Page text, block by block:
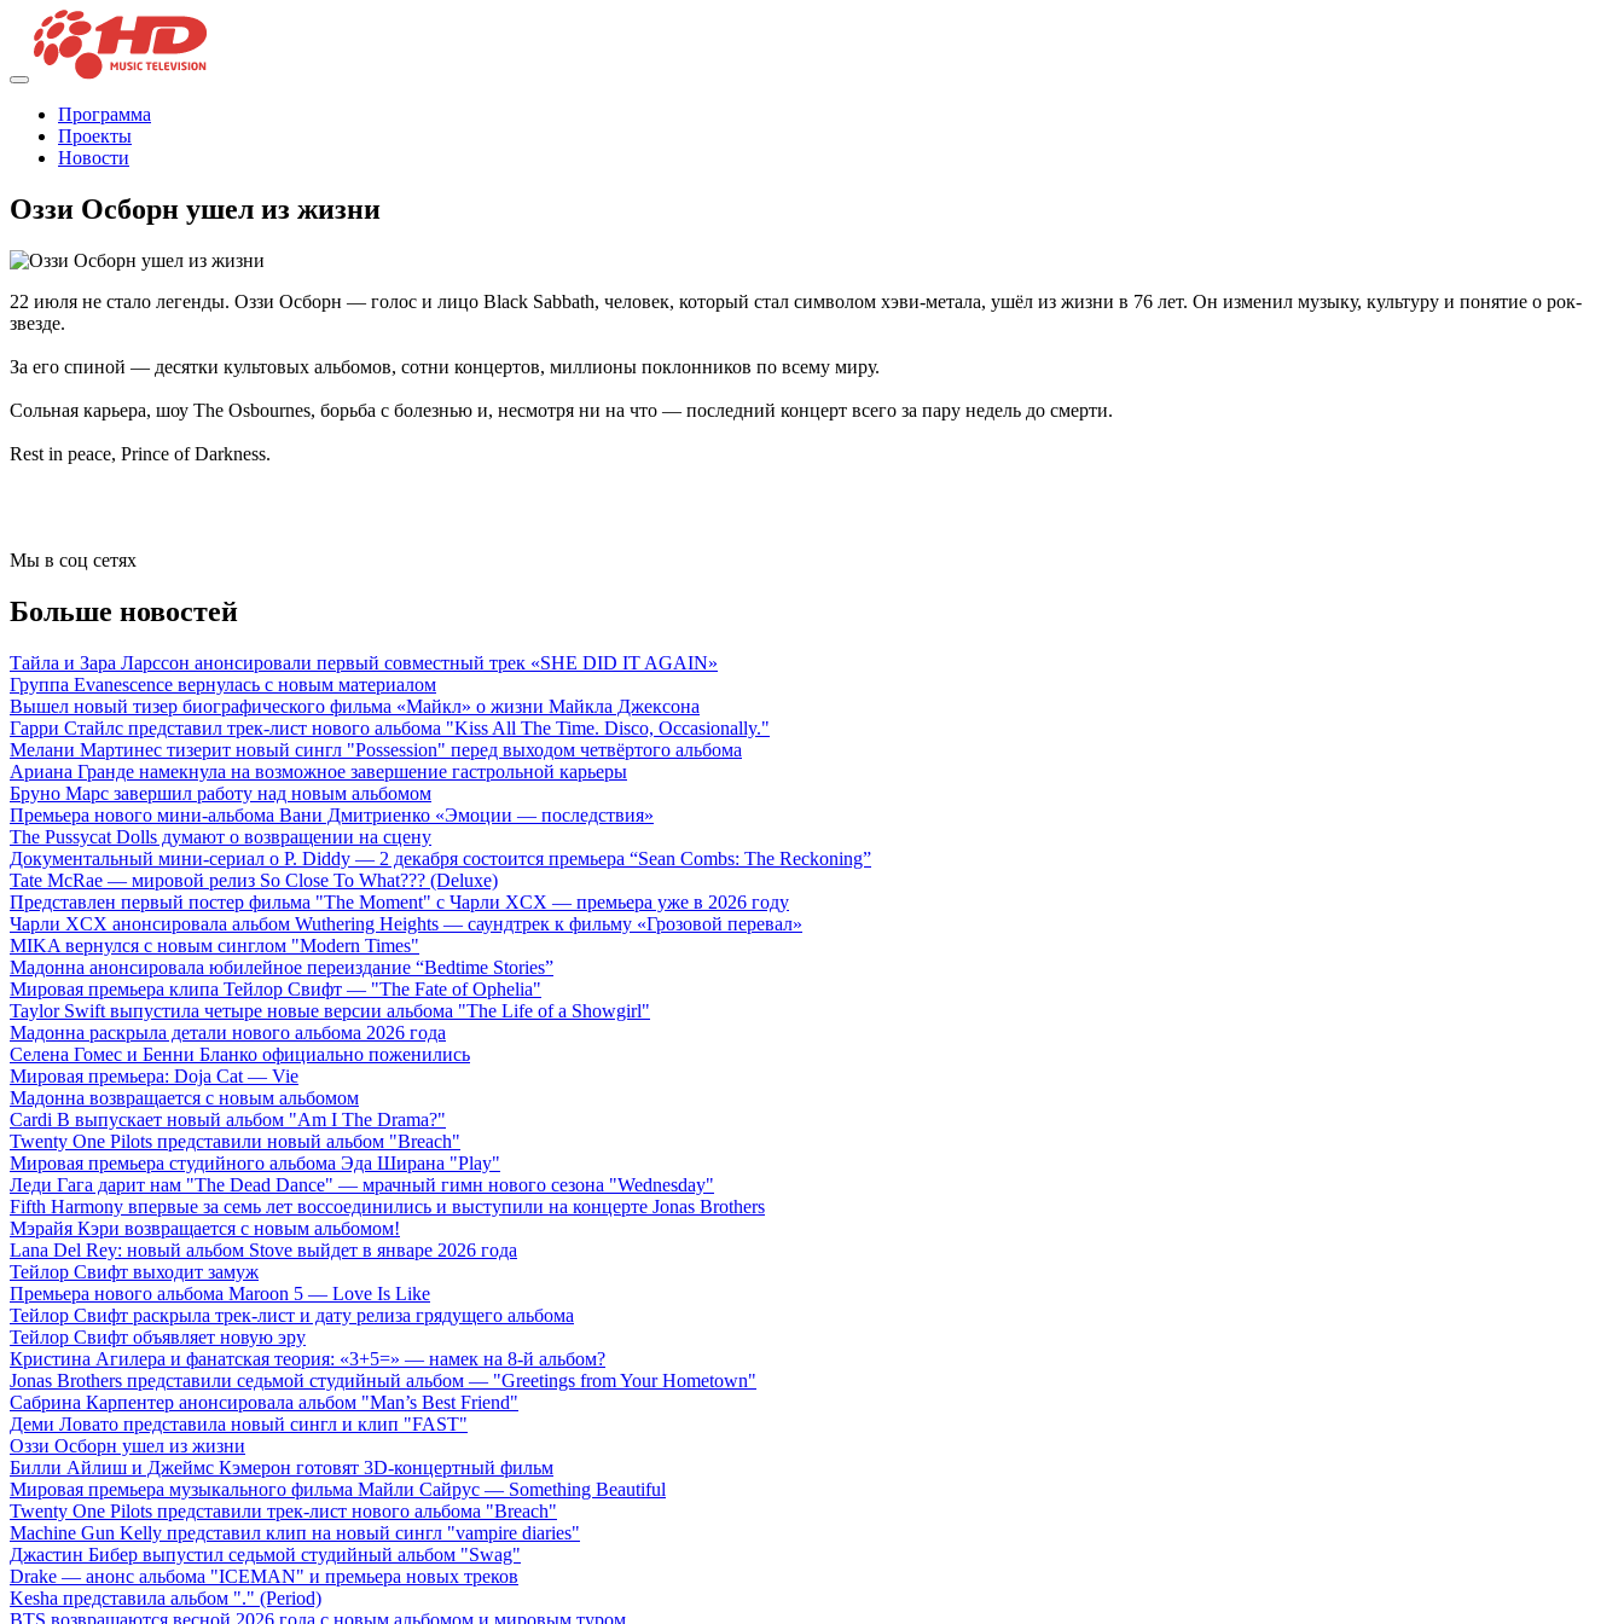
Программа
Проекты
Новости
Оззи Осборн ушел из жизни
22 июля не стало легенды. Оззи Осборн — голос и лицо Black Sabbath, человек, который стал символом хэви-метала, ушёл из жизни в 76 лет. Он изменил музыку, культуру и понятие о рок-
звезде.
За его спиной — десятки культовых альбомов, сотни концертов, миллионы поклонников по всему миру.
Сольная карьера, шоу The Osbournes, борьба с болезнью и, несмотря ни на что — последний концерт всего за пару недель до смерти.
Rest in peace, Prince of Darkness.
Мы в соц сетях
Больше новостей
Тайла и Зара Ларссон анонсировали первый совместный трек «SHE DID IT AGAIN»
Группа Evanescence вернулась с новым материалом
Вышел новый тизер биографического фильма «Майкл» о жизни Майкла Джексона
Гарри Стайлс представил трек-лист нового альбома "Kiss All The Time. Disco, Occasionally."
Мелани Мартинес тизерит новый сингл "Possession" перед выходом четвёртого альбома
Ариана Гранде намекнула на возможное завершение гастрольной карьеры
Бруно Марс завершил работу над новым альбомом
Премьера нового мини-альбома Вани Дмитриенко «Эмоции — последствия»
The Pussycat Dolls думают о возвращении на сцену
Документальный мини-сериал о P. Diddy — 2 декабря состоится премьера “Sean Combs: The Reckoning”
Tate McRae — мировой релиз So Close To What??? (Deluxe)
Представлен первый постер фильма "The Moment" с Чарли XCX — премьера уже в 2026 году
Чарли XCX анонсировала альбом Wuthering Heights — саундтрек к фильму «Грозовой перевал»
MIKA вернулся с новым синглом "Modern Times"
Мадонна анонсировала юбилейное переиздание “Bedtime Stories”
Мировая премьера клипа Тейлор Свифт — "The Fate of Ophelia"
Taylor Swift выпустила четыре новые версии альбома "The Life of a Showgirl"
Мадонна раскрыла детали нового альбома 2026 года
Селена Гомес и Бенни Бланко официально поженились
Мировая премьера: Doja Cat — Vie
Мадонна возвращается с новым альбомом
Cardi B выпускает новый альбом "Am I The Drama?"
Twenty One Pilots представили новый альбом "Breach"
Мировая премьера студийного альбома Эда Ширана "Play"
Леди Гага дарит нам "The Dead Dance" — мрачный гимн нового сезона "Wednesday"
Fifth Harmony впервые за семь лет воссоединились и выступили на концерте Jonas Brothers
Мэрайя Кэри возвращается с новым альбомом!
Lana Del Rey: новый альбом Stove выйдет в январе 2026 года
Тейлор Свифт выходит замуж
Премьера нового альбома Maroon 5 — Love Is Like
Тейлор Свифт раскрыла трек-лист и дату релиза грядущего альбома
Тейлор Свифт объявляет новую эру
Кристина Агилера и фанатская теория: «3+5=» — намек на 8-й альбом?
Jonas Brothers представили седьмой студийный альбом — "Greetings from Your Hometown"
Сабрина Карпентер анонсировала альбом "Man’s Best Friend"
Деми Ловато представила новый сингл и клип "FAST"
Оззи Осборн ушел из жизни
Билли Айлиш и Джеймс Кэмерон готовят 3D-концертный фильм
Мировая премьера музыкального фильма Майли Сайрус — Something Beautiful
Twenty One Pilots представили трек-лист нового альбома "Breach"
Machine Gun Kelly представил клип на новый сингл "vampire diaries"
Джастин Бибер выпустил седьмой студийный альбом "Swag"
Drake — анонс альбома "ICEMAN" и премьера новых треков
Kesha представила альбом "." (Period)
BTS возвращаются весной 2026 года с новым альбомом и мировым туром